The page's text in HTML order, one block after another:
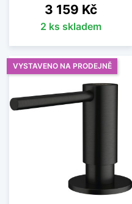
Cena
3 159 Kč
2 ks skladem
VYSTAVENO NA PRODEJNĚ